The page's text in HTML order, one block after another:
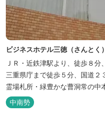
ビジネスホテル三徳（さんとく）
ＪＲ・近鉄津駅より、徒歩８分
三重県庁まで徒歩５分、国道２
霊場札所・緑豊かな曹洞常の中
る塔世山四天王寺があります。
中南勢